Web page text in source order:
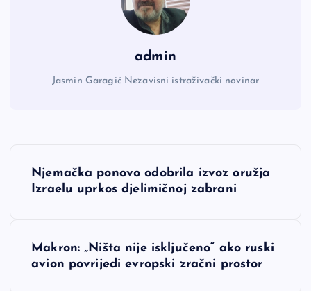
admin
Jasmin Garagić Nezavisni istraživački novinar
NNjemačka ponovo odobrila izvoz oružja
Izraelu uprkos djelimičnoj zabrani
Makron: „Ništa nije isključeno“ ako ruski
avion povrijedi evropski zračni prostor